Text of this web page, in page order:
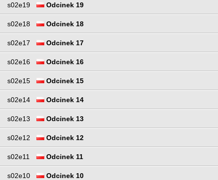
s02e19 Odcinek 19
s02e18 Odcinek 18
s02e17 Odcinek 17
s02e16 Odcinek 16
s02e15 Odcinek 15
s02e14 Odcinek 14
s02e13 Odcinek 13
s02e12 Odcinek 12
s02e11 Odcinek 11
s02e10 Odcinek 10